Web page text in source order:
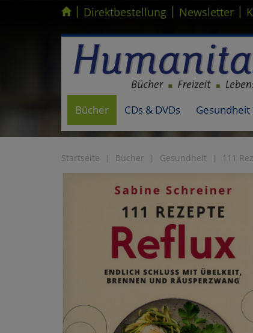
Kompletten Head der Seite überspringen
| Direktbestellung | Newsletter |
Bücher CDs & DVDs
Startseite Bücher Gesundheit 111